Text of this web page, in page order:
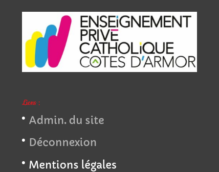
Liens :
Admin. du site
Déconnexion
Mentions légales